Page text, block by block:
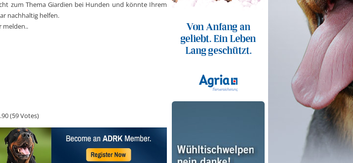
zum Thema Giardien bei Hunden und könnte Ihrem
nachhaltig helfen.
melden..
(59 Votes)